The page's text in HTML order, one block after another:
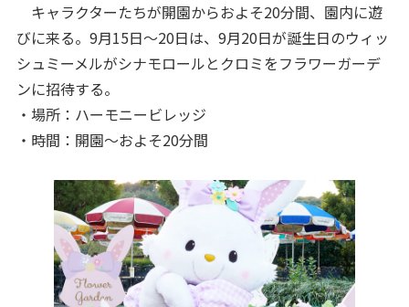
キャラクターたちが開園からおよそ20分間、園内に遊
びに来る。9月15日〜20日は、9月20日が誕生日のウィッ
シュミーメルがシナモロールとクロミをフラワーガーデ
ンに招待する。
・場所：ハーモニービレッジ
・時間：開園〜およそ20分間